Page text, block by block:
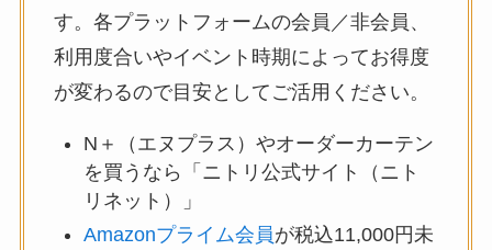
す。各プラットフォームの会員／非会員、
利用度合いやイベント時期によってお得度
が変わるので目安としてご活用ください。
N＋（エヌプラス）やオーダーカーテン
を買うなら「ニトリ公式サイト（ニト
リネット）」
Amazonプライム会員が税込11,000円未